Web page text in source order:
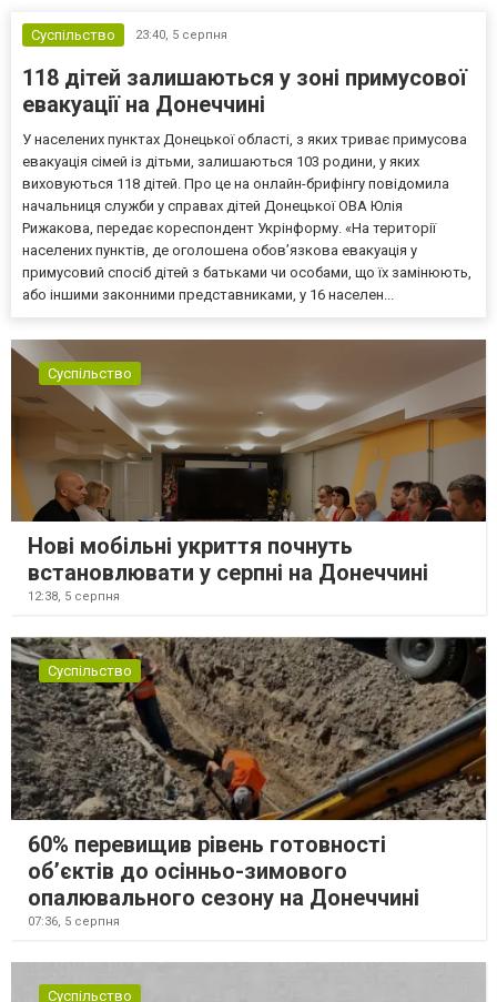
Суспільство 23:40, 5 серпня
118 дітей залишаються у зоні примусової
евакуації на Донеччині
У населених пунктах Донецької області, з яких триває примусова
евакуація сімей із дітьми, залишаються 103 родини, у яких
виховуються 118 дітей. Про це на онлайн-брифінгу повідомила
начальниця служби у справах дітей Донецької ОВА Юлія
Рижакова, передає кореспондент Укрінформу. «На території
населених пунктів, де оголошена обов’язкова евакуація у
примусовий спосіб дітей з батьками чи особами, що їх замінюють,
або іншими законними представниками, у 16 населен...
Суспільство
Нові мобільні укриття почнуть
встановлювати у серпні на Донеччині
12:38, 5 серпня
Суспільство
60% перевищив рівень готовності
об’єктів до осінньо-зимового
опалювального сезону на Донеччині
07:36, 5 серпня
Суспільство